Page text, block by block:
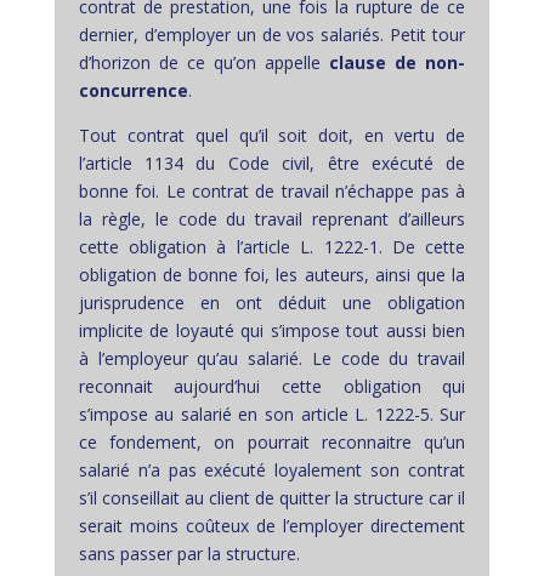
contrat de prestation, une fois la rupture de ce
dernier, d’employer un de vos salariés. Petit tour
d’horizon de ce qu’on appelle clause de non-
concurrence.
Tout contrat quel qu’il soit doit, en vertu de
l’article 1134 du Code civil, être exécuté de
bonne foi. Le contrat de travail n’échappe pas à
la règle, le code du travail reprenant d’ailleurs
cette obligation à l’article L. 1222-1. De cette
obligation de bonne foi, les auteurs, ainsi que la
jurisprudence en ont déduit une obligation
implicite de loyauté qui s’impose tout aussi bien
à l’employeur qu’au salarié. Le code du travail
reconnait aujourd’hui cette obligation qui
s’impose au salarié en son article L. 1222-5. Sur
ce fondement, on pourrait reconnaitre qu’un
salarié n’a pas exécuté loyalement son contrat
s’il conseillait au client de quitter la structure car il
serait moins coûteux de l’employer directement
sans passer par la structure.